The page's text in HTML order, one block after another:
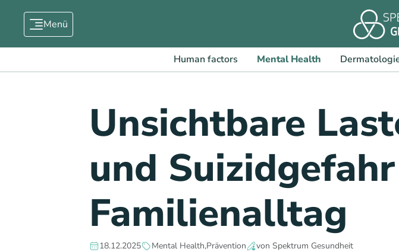
Menü
Human factors Mental Health
Unsichtbare
und
Familienalltag
18.12.2025 Mental HealthPrävention von Spektrum Gesundheit